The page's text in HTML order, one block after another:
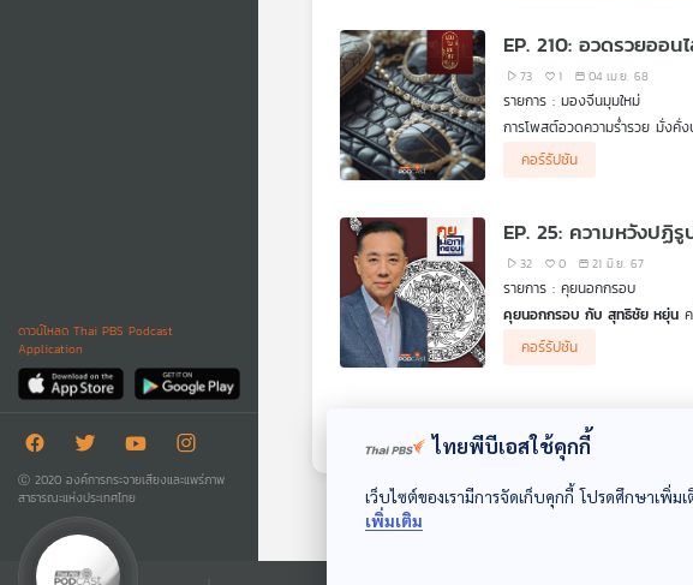
ดาวน์โหลด Thai PBS Podcast
Application
Ⓒ 2020 องค์การกระจายเสียงและแพร่ภาพ
สาธารณะแห่งประเทศไทย
EP. 210: อวดรวยออ
73 1 04 เม.ย. 68
รายการ : มองจีนมุมใหม่
การโพสต์อวดความร่ำรวย มั่งคั่
กรณีเกิดผลกระทบข้างเคียง น
ต้องออก “กฎหมายห้ามแสดงค
ความร่ำรวยนั้นทำอย่างไรบ้าง แ
คอร์รัปชัน
EP. 25: ความหวังปฏิ
32 0 21 มิ.ย. 67
รายการ : คุยนอกกรอบ
คุยนอกกรอบ กับ สุทธิชัย หยุ่น
จากการปฏิรูปตำรวจ ให้เป็นรูป
องค์กรตำรวจ
คอร์รัปชัน
ไทยพีบีเอสใช้คุกกี้
เว็บไซต์ของเรามีการจัดเก็บคุกกี้ โปรดศึกษาเพิ่
เพิ่มเติม